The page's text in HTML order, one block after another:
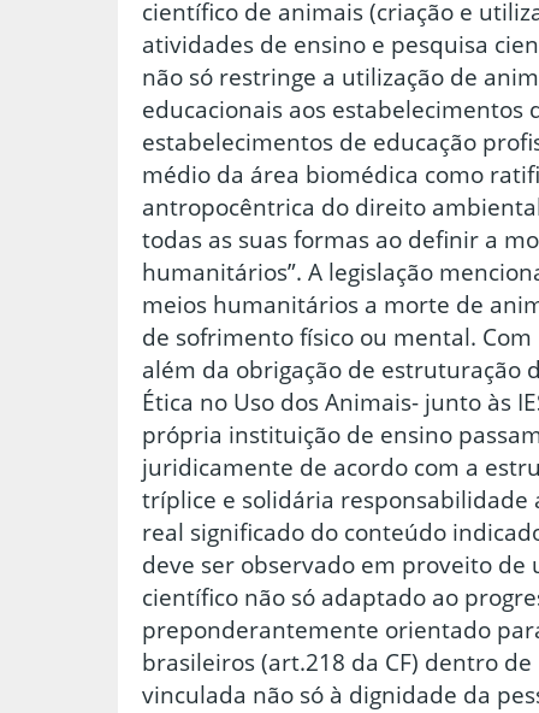
científico de animais (criação e
atividades de ensino e pesquisa
não só restringe a utilização de
educacionais aos estabelecimentos
estabelecimentos de educação
médio da área biomédica como
antropocêntrica do direito
todas as suas formas ao definir a
humanitários”. A legislação
meios humanitários a morte de
de sofrimento físico ou mental.
além da obrigação de estruturação
Ética no Uso dos Animais- junto às
própria instituição de ensino
juridicamente de acordo com a
tríplice e solidária responsabilidade
real significado do conteúdo
deve ser observado em proveito
científico não só adaptado ao
preponderantemente orientado
brasileiros (art.218 da CF) dentro
vinculada não só à dignidade da